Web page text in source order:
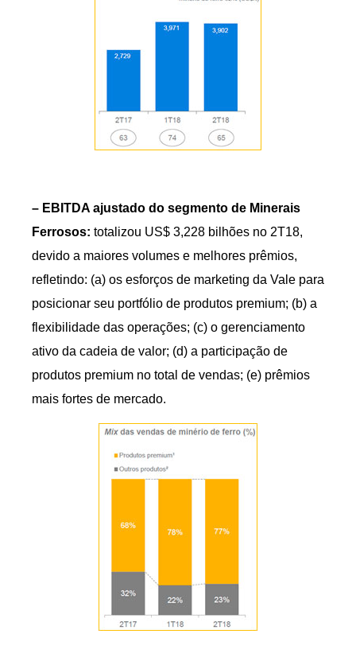
– EBITDA ajustado do segmento de Minerais
Ferrosos: totalizou US$ 3,228 bilhões no 2T18,
devido a maiores volumes e melhores prêmios,
refletindo: (a) os esforços de marketing da Vale para
posicionar seu portfólio de produtos premium; (b) a
flexibilidade das operações; (c) o gerenciamento
ativo da cadeia de valor; (d) a participação de
produtos premium no total de vendas; (e) prêmios
mais fortes de mercado.